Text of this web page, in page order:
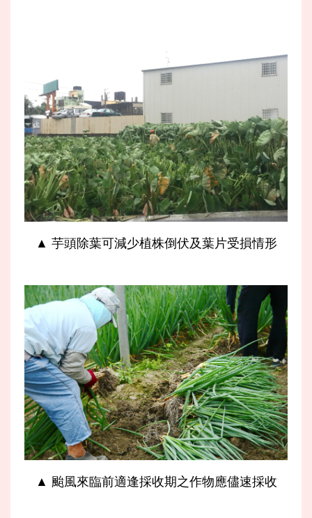
▲ 芋頭除葉可減少植株倒伏及葉片受損情形
▲ 颱風來臨前適逢採收期之作物應儘速採收